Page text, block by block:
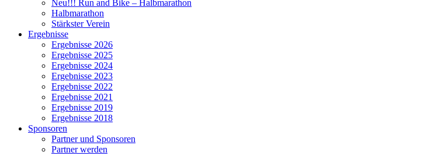
Neu!!! Run and Bike – Halbmarathon
Halbmarathon
Stärkster Verein
Ergebnisse
Ergebnisse 2026
Ergebnisse 2025
Ergebnisse 2024
Ergebnisse 2023
Ergebnisse 2022
Ergebnisse 2021
Ergebnisse 2019
Ergebnisse 2018
Sponsoren
Partner und Sponsoren
Partner werden